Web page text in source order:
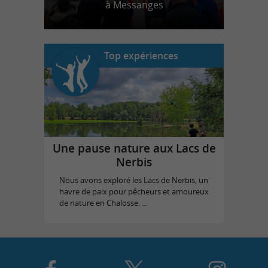
à Messanges
Top expériences
Une pause nature aux Lacs de
Nerbis
Nous avons exploré les Lacs de Nerbis, un
havre de paix pour pêcheurs et amoureux
de nature en Chalosse. ...